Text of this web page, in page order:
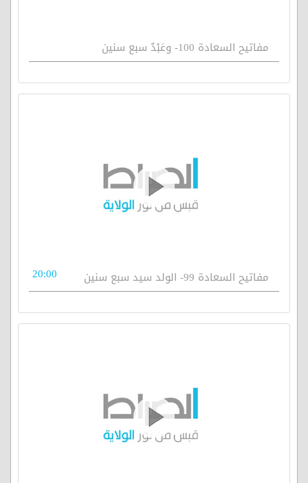
مفاتيح السعادة 100- وعَبْدٌ سبع سنين
مفاتيح السعادة 99- الولد سيد سبع سنين 20:00